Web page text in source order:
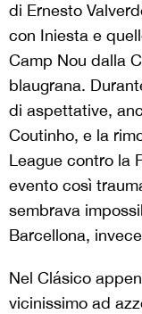
di Ernesto
con Iniesta e
Camp Nou dalla
blaugrana.
di aspettative,
Coutinho, e la
League contro la
evento così
sembrava
Barcellona,
Nel Clásico
vicinissimo ad